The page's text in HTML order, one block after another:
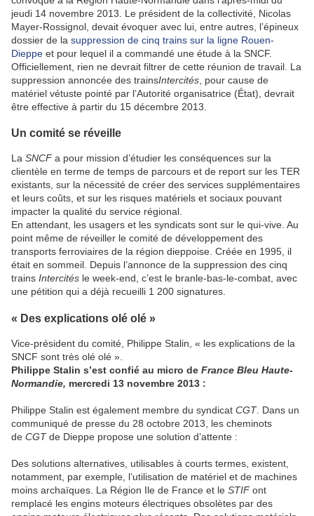
jeudi 14 novembre 2013. Le président de la collectivité, Nicolas
Mayer-Rossignol, devait évoquer avec lui, entre autres, l’épineux
dossier de la suppression de cinq trains sur la ligne Rouen-
Dieppe et pour lequel il a commandé une étude à la SNCF.
Officiellement, rien ne devrait filtrer de cette réunion de travail. La
suppression annoncée des trainsIntercités , pour cause de
matériel vétuste pointé par l’Autorité organisatrice (État), devrait
être effective à partir du 15 décembre 2013.
Un comité se réveille
La SNCF a pour mission d’étudier les conséquences sur la
clientèle en terme de temps de parcours et de report sur les TER
existants, sur la nécessité de créer des services supplémentaires
et leurs coûts, et sur les risques matériels et sociaux pouvant
impacter la qualité du service régional.
En attendant, les usagers et les syndicats sont sur le qui-vive. Au
point même de réveiller le comité de développement des
transports ferroviaires de la région dieppoise. Créée en 1995, il
était en sommeil. Depuis l’annonce de la suppression des cinq
trains Intercités le week-end, c’est le branle-bas-le-combat, avec
une pétition qui a déjà recueilli 1 200 signatures.
« Des explications olé olé »
Vice-président du comité, Philippe Stalin, « les explications de la
SNCF sont très olé olé ».
Philippe Stalin s’est confié au micro de France Bleu Haute-
Normandie, mercredi 13 novembre 2013 :
Philippe Stalin est également membre du syndicat CGT. Dans un
communiqué de presse du 28 octobre 2013, les cheminots
de CGTde Dieppe propose une solution d’attente :
Des solutions alternatives, utilisables à courts termes, existent,
notamment, par exemple, l’utilisation de matériel et de machines
moins archaïques. La Région Ile de France et le STIF ont
remplacé les engins moteurs électriques obsolètes par des